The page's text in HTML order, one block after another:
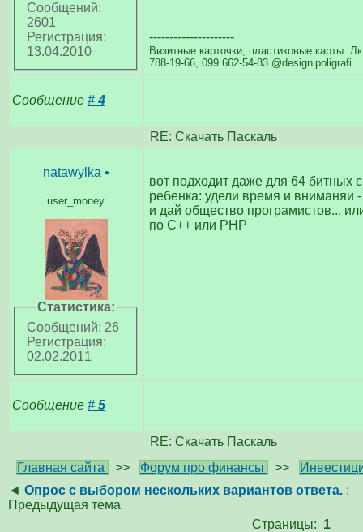
Сообщений:
2601
Регистрация:
13.04.2010
---------------------
Визитные карточки, пластиковые карты.
788-19-66, 099 662-54-83 @designipoligrafi
Сообщение #4
RE: Скачать Паскаль
natawylka •
user_money
Статистика:
Сообщений: 26
Регистрация:
02.02.2011
вот подходит даже для 64 битных
ребенка: удели время и вниманяи
и дай общество програмистов...
по C++ или PHP
Сообщение # 5
RE: Скачать Паскаль
Главная сайта
>> Форум про финансы >>
◄ Опрос с выбором нескольких вариантов ответа. :
Предыдущая тема
Страницы: 1